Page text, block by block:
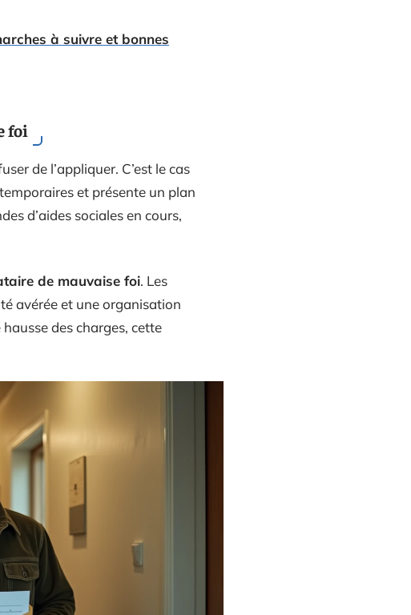
à suivre et bonnes
foi
de l’appliquer. C’est le cas
et présente un plan
d’aides sociales en cours,
de mauvaise foi. Les
avérée et une organisation
des charges, cette